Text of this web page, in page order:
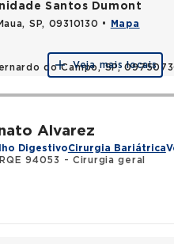
Santos Dumont
SP, 09310130 • Mapa
do Campo, SP,
Veja mais locais
Alvarez
DigestivoCirurgia Bariátrica
RQE 94053 - Cirurgia geral